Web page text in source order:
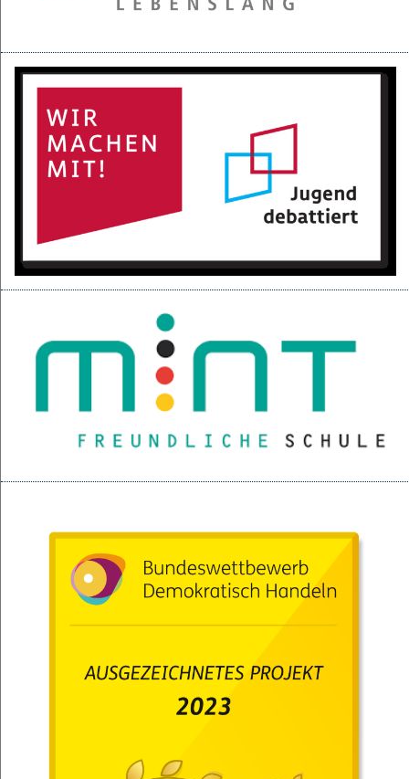
Projektpräsentation der 6d für den BGC
16.05.2025
Kurzfilme über den Izmir-Austausch im Kino
22.04.2025
KI-Fortbildung der Lehrerschaft
Null-Tage-Feier und Ferien!